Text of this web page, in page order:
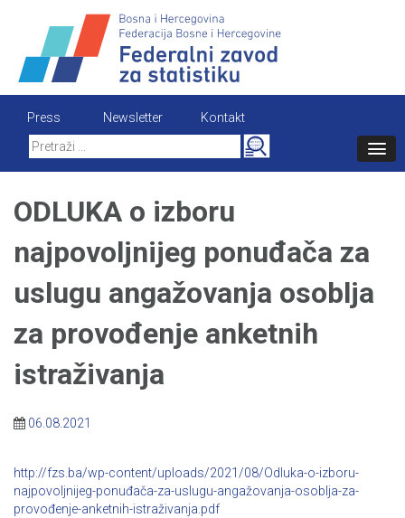
content
Press Newsletter
Kontakt
Search
for:
ODLUKA o izboru
najpovoljnijeg ponuđača za
uslugu angažovanja osoblja
za provođenje anketnih
istraživanja
06.08.2021
http://fzs.ba/wp-content/uploads/2021/08/Odluka-o-izboru-
najpovoljnijeg-ponuđača-za-uslugu-angažovanja-osoblja-za-
provođenje-anketnih-istraživanja.pdf